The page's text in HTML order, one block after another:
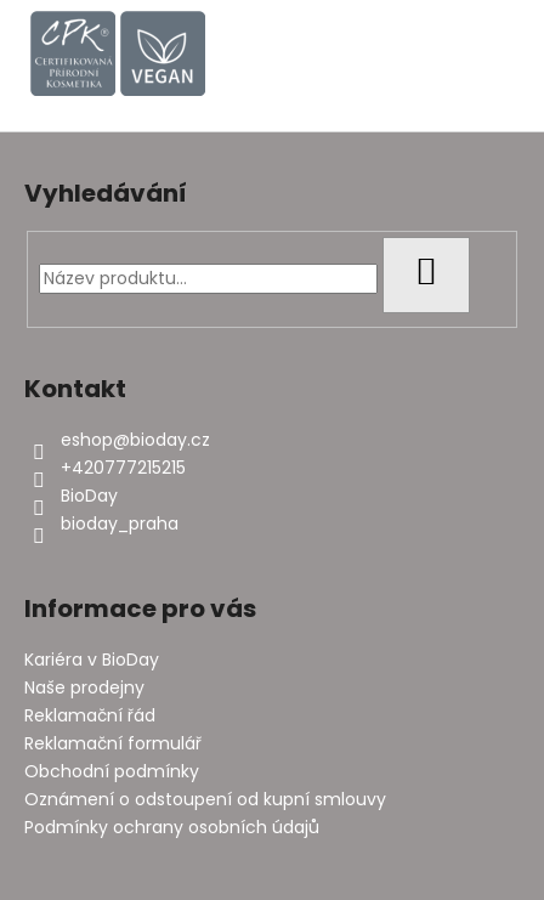
Z
Vyhledávání
Kontakt
eshop@bioday.cz
+420777215215
BioDay
bioday_praha
Informace pro vás
Kariéra v BioDay
Naše prodejny
Reklamační řád
Reklamační formulář
Obchodní podmínky
Oznámení o odstoupení od kupní smlouvy
Podmínky ochrany osobních údajů